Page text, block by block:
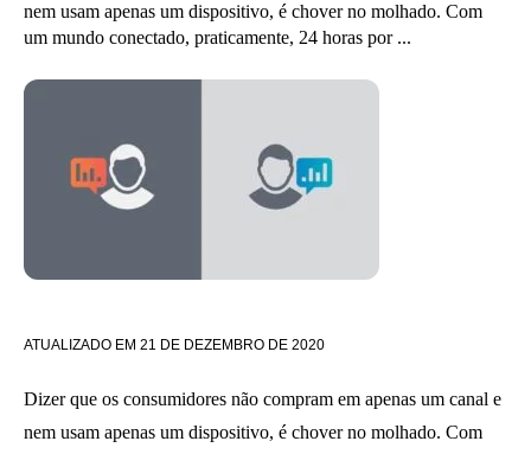
nem usam apenas um dispositivo, é chover no molhado. Com
um mundo conectado, praticamente, 24 horas por ...
ATUALIZADO EM 21 DE DEZEMBRO DE 2020
Dizer que os consumidores não compram em apenas um canal e
nem usam apenas um dispositivo, é chover no molhado. Com